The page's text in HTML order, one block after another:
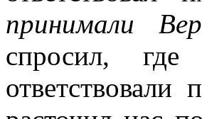
принимали
спросил,